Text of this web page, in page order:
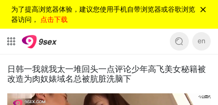
为了提高浏览器体验，建议您使用手机自带浏览器或谷歌浏览
器访问， 点击下载
en
日韩一我就我太一堆回头一点评论少年高飞美女秘籍被
改造为肉奴婊域名总被肮脏洗脑下